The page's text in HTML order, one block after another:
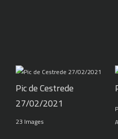
Pic de Cestrede
27/02/2021
23 Images